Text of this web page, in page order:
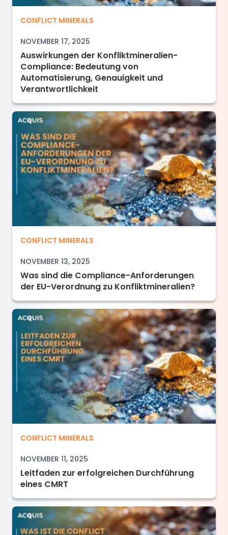
Auswirkungen der Konfliktmineralien-
CONFLICT MINERALS
NOVEMBER 17, 2025
Auswirkungen der Konfliktmineralien-
Compliance: Bedeutung von
Automatisierung, Genauigkeit und
Verantwortlichkeit
Was sind die Compliance-Anforderungen
CONFLICT MINERALS
NOVEMBER 13, 2025
Was sind die Compliance-Anforderungen
der EU-Verordnung zu Konfliktmineralien?
Leitfaden zur erfolgreichen Durchführung
CONFLICT MINERALS
NOVEMBER 11, 2025
Leitfaden zur erfolgreichen Durchführung
eines CMRT